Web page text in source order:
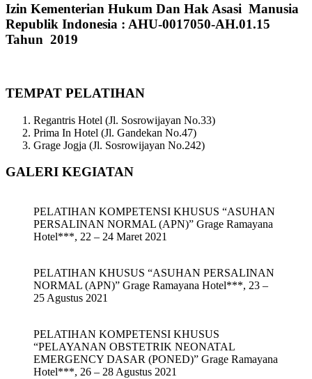
Izin Kementerian Hukum Dan Hak Asasi Manusia
Republik Indonesia : AHU-0017050-AH.01.15
Tahun 2019
TEMPAT PELATIHAN
Regantris Hotel (Jl. Sosrowijayan No.33)
Prima In Hotel (Jl. Gandekan No.47)
Grage Jogja (Jl. Sosrowijayan No.242)
GALERI KEGIATAN
PELATIHAN KOMPETENSI KHUSUS “ASUHAN
PERSALINAN NORMAL (APN)” Grage Ramayana
Hotel***, 22 – 24 Maret 2021
PELATIHAN KHUSUS “ASUHAN PERSALINAN
NORMAL (APN)” Grage Ramayana Hotel***, 23 –
25 Agustus 2021
PELATIHAN KOMPETENSI KHUSUS
“PELAYANAN OBSTETRIK NEONATAL
EMERGENCY DASAR (PONED)” Grage Ramayana
Hotel***, 26 – 28 Agustus 2021